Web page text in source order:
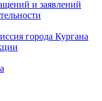
и заявлений
города Кургана